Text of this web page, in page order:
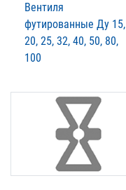
Вентиля
футированные Ду 15,
20, 25, 32, 40, 50, 80,
100